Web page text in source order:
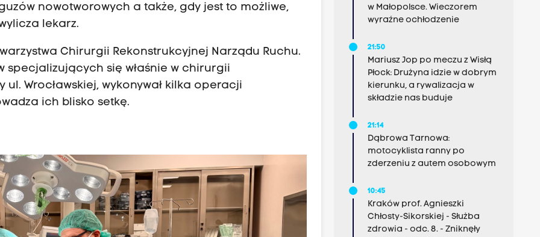
nowotworowych a także, gdy jest to możliwe,
lekarz.
Chirurgii Rekonstrukcyjnej Narządu Ruchu.
specjalizujących się właśnie w chirurgii
Wrocławskiej, wykonywał kilka operacji
ich blisko setkę.
w Małopolsce. Wieczorem
wyraźne ochłodzenie
21:50
Mariusz Jop po meczu z Wisłą
Płock: Drużyna idzie w dobrym
kierunku, a rywalizacja w
składzie nas buduje
21:14
Dąbrowa Tarnowa:
motocyklista ranny po
zderzeniu z autem osobowym
10:45
Kraków prof. Agnieszki
Chłosty-Sikorskiej - Służba
zdrowia - odc. 8. - Zniknęły